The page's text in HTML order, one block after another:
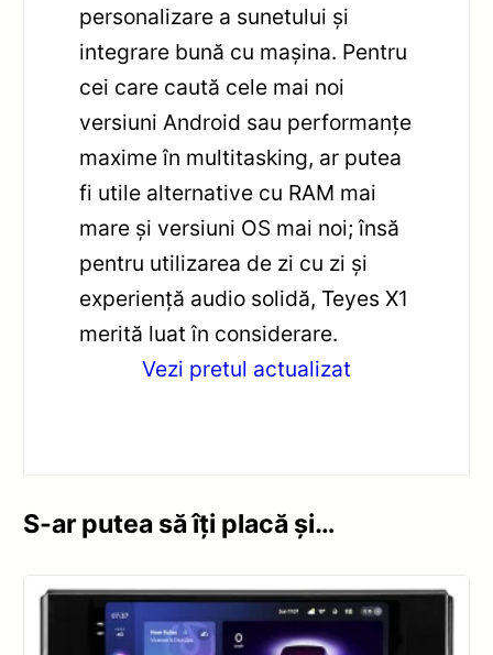
personalizare a sunetului și
integrare bună cu mașina. Pentru
cei care caută cele mai noi
versiuni Android sau performanțe
maxime în multitasking, ar putea
fi utile alternative cu RAM mai
mare și versiuni OS mai noi; însă
pentru utilizarea de zi cu zi și
experiență audio solidă, Teyes X1
merită luat în considerare.
Vezi pretul actualizat
S-ar putea să îți placă și…